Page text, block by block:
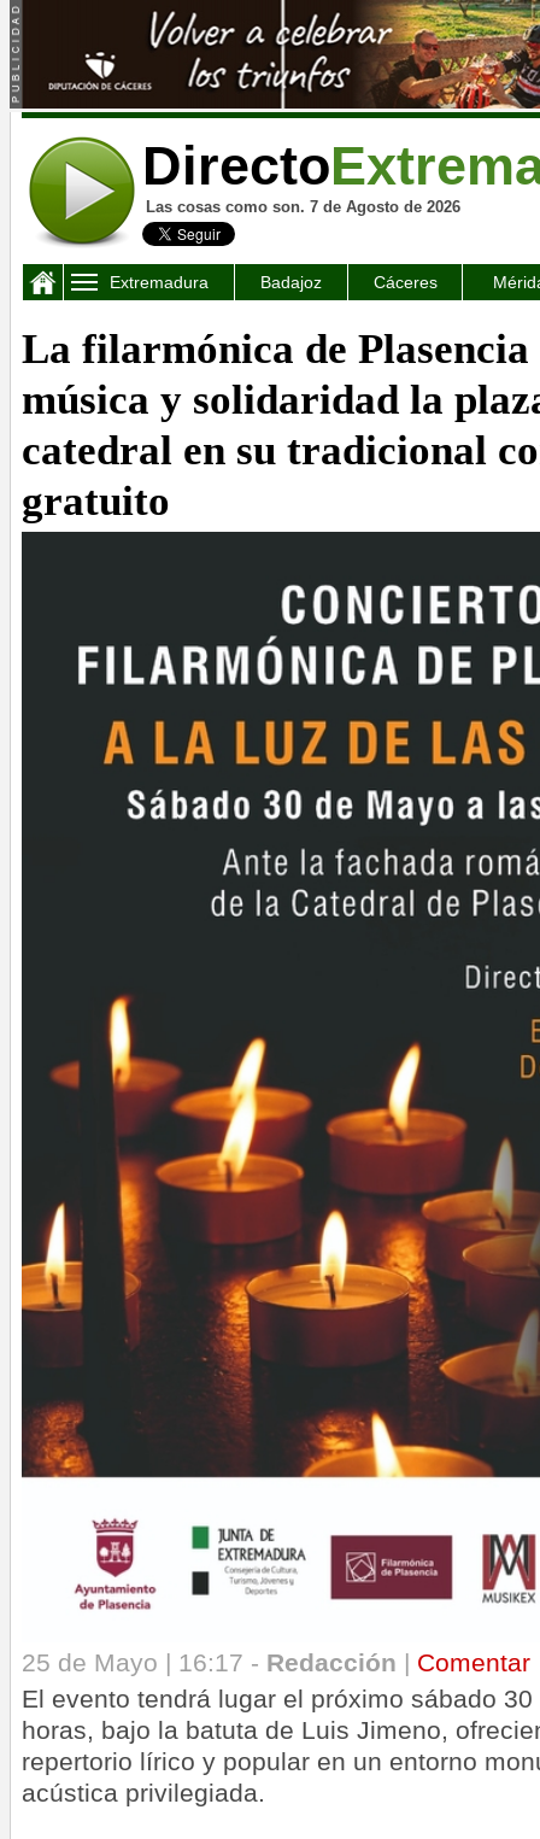
Directo
Las cosas como son. 7 de Agosto de 2026
Extremadura Badajoz Cáceres
La filarmónica de
música y solidaridad la
catedral en su tradicional
gratuito
25 de Mayo | 16:17 - Redacción | Comentar
El evento tendrá lugar el próximo sábado
horas, bajo la batuta de Luis Jimeno,
repertorio lírico y popular en un entorno
acústica privilegiada.